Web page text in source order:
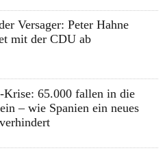
Versager: Peter Hahne
mit der CDU ab
Krise: 65.000 fallen in die
– wie Spanien ein neues